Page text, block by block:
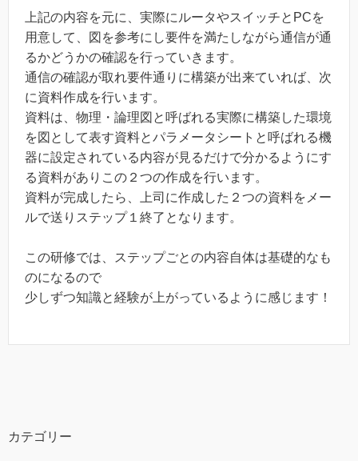
上記の内容を元に、実際にルータやスイッチとPCを
用意して、図を参考にし要件を満たしながら通信が通
るかどうかの確認を行っていきます。
通信の確認が取れ要件通りに構築が出来ていれば、次
に資料作成を行います。
資料は、物理・論理図と呼ばれる実際に構築した環境
を図として表す資料とパラメータシートと呼ばれる機
器に設定されている内容が見るだけで分かるようにす
る資料がありこの２つの作成を行います。
資料が完成したら、上司に作成した２つの資料をメー
ルで送りステップ１終了となります。
この研修では、ステップごとの内容自体は基礎的なも
のになるので
少しずつ知識と経験が上がっているように感じます！
カテゴリー